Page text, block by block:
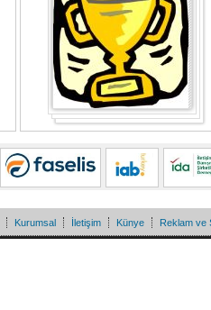
Kurumsal İletişim Künye Reklam ve